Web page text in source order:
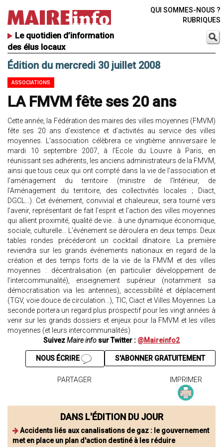
Le quotidien d’information
des élus locaux
QUI SOMMES-NOUS ?
RUBRIQUES
Édition du mercredi 30 juillet 2008
ASSOCIATIONS
LA FMVM fête ses 20 ans
Cette année, la Fédération des maires des villes moyennes (FMVM)
fête ses 20 ans d’existence et d’activités au service des villes
moyennes. L’association célèbrera ce vingtième anniversaire le
mardi 10 septembre 2007, à l’Ecole du Louvre à Paris, en
réunissant ses adhérents, les anciens administrateurs de la FMVM,
ainsi que tous ceux qui ont compté dans la vie de l’association et
l’aménagement du territoire (ministre de l’Intérieur, de
l’Aménagement du territoire, des collectivités locales ; Diact,
DGCL…). Cet événement, convivial et chaleureux, sera tourné vers
l’avenir, représentant de fait l’esprit et l’action des villes moyennes
qui allient proximité, qualité de vie… à une dynamique économique,
sociale, culturelle… L’événement se déroulera en deux temps. Deux
tables rondes précéderont un cocktail dînatoire. La première
reviendra sur les grands événements nationaux en regard de la
création et des temps forts de la vie de la FMVM et des villes
moyennes : décentralisation (en particulier développement de
l’intercommunalité), enseignement supérieur (notamment sa
démocratisation via les antennes), accessibilité et déplacement
(TGV, voie douce de circulation…), TIC, Ciact et Villes Moyennes. La
seconde portera un regard plus prospectif pour les vingt années à
venir sur les grands dossiers et enjeux pour la FMVM et les villes
moyennes (et leurs intercommunalités)
SuivezMaire info sur Twitter : @Maireinfo2
S'ABONNER GRATUITEMENT
NOUS ÉCRIRE
PARTAGER IMPRIMER
DANS L'ÉDITION DU JOUR
Accidents liés aux canalisations de gaz : le gouvernement
met en place un plan d'action destiné à les réduire